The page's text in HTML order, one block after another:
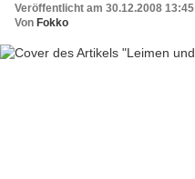
Veröffentlicht am 30.12.2008 13:45
Von Fokko